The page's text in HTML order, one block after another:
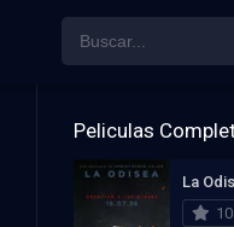
Peliculas
La
10